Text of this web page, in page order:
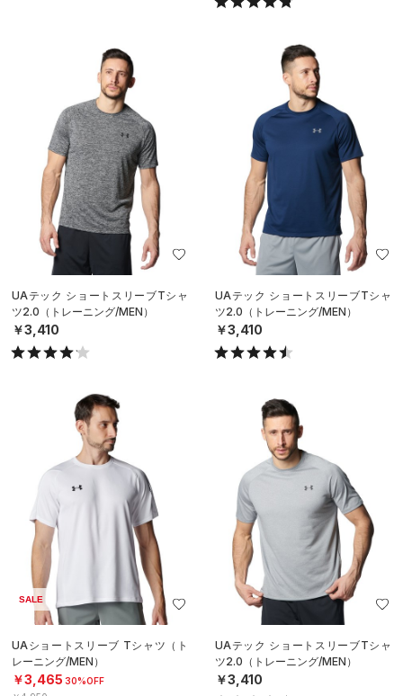
UAテック ショートスリーブTシャ
ツ2.0（トレーニング/MEN）
￥3,410
UAテック ショートスリーブTシャ
ツ2.0（トレーニング/MEN）
￥3,410
SALE
UAショートスリーブ Tシャツ（ト
レーニング/MEN）
￥3,465 30%OFF
UAテック ショートスリーブTシャ
ツ2.0（トレーニング/MEN）
￥3,410